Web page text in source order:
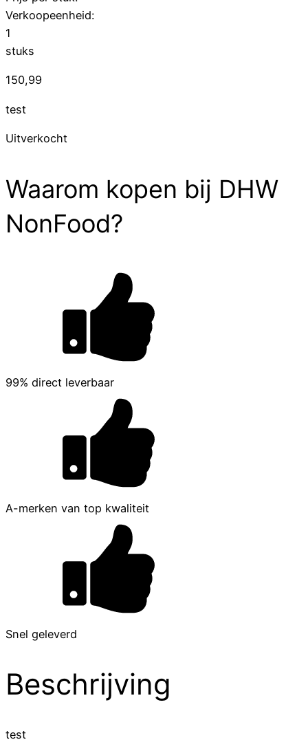
Verkoopeenheid:
1
stuks
150,99
test
Uitverkocht
Waarom kopen bij DHW
NonFood?
99% direct leverbaar
A-merken van top kwaliteit
Snel geleverd
Beschrijving
test